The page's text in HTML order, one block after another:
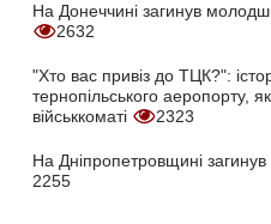
На Донеччині загинув
2632
"Хто вас привіз до ТЦК?":
тернопільського аеропорту,
військкоматі
2323
На Дніпропетровщині
2255